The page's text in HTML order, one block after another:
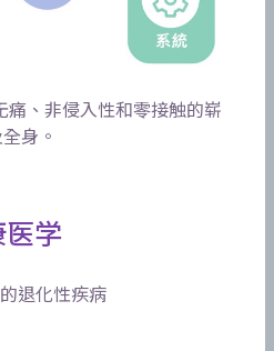
痛、非侵入性和零接触的崭
身。
学
退化性疾病